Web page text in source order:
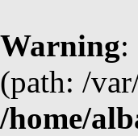
Warning:
(path: /
/home/